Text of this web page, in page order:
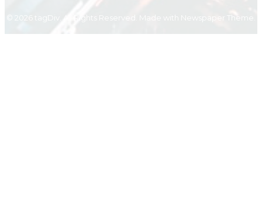
© 2026 tagDiv. All Rights Reserved. Made with Newspaper Theme.